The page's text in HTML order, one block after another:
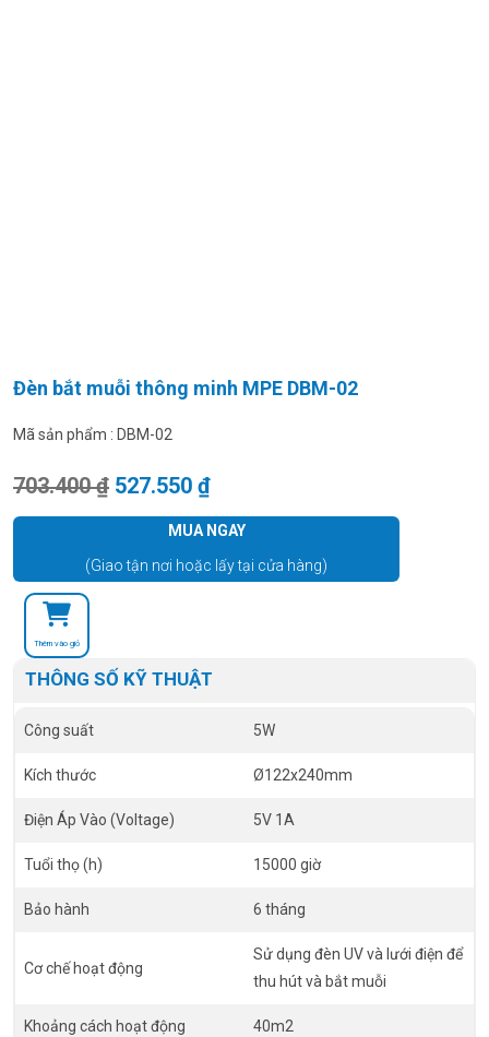
Đèn bắt muỗi thông minh MPE DBM-02
Mã sản phẩm : DBM-02
703.400₫ Giá gốc là: 703.400 ₫.
527.550 ₫Giá hiện tại là: 527.550 ₫.
MUA NGAY
(Giao tận nơi hoặc lấy tại cửa hàng)
Thêm vào giỏ
THÔNG SỐ KỸ THUẬT
Công suất 5W
Kích thước Ø122x240mm
Điện Áp Vào (Voltage) 5V 1A
Tuổi thọ (h) 15000 giờ
Bảo hành 6 tháng
Cơ chế hoạt động
Sử dụng đèn UV và lưới điện để
thu hút và bắt muỗi
Khoảng cách hoạt động 40m2